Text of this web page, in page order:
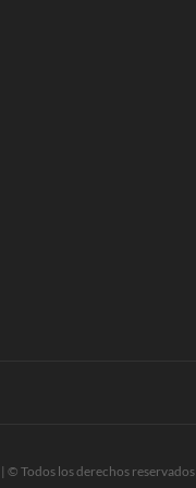
| © Todos los derechos reservados